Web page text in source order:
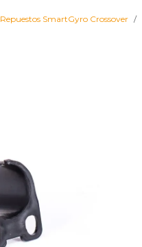
Repuestos SmartGyro Crossover